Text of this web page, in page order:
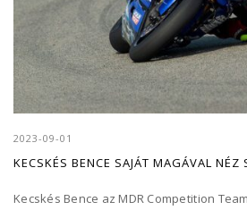
2023-09-01
KECSKÉS BENCE SAJÁT MAGÁVAL NÉZ
Kecskés Bence az MDR Competition